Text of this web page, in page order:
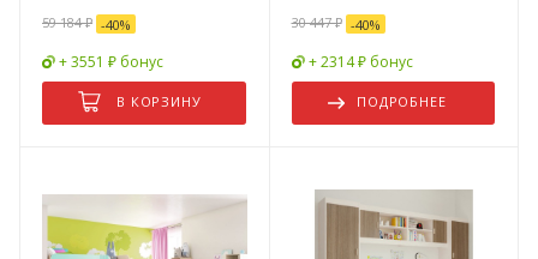
59 184₽ -40%
+ 3551 ₽ бонус
В КОРЗИНУ
30 447 ₽ -40%
+ 2314 ₽ бонус
ПОДРОБНЕЕ